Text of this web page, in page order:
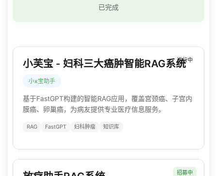
已完成
进行中
小芙宝 - 妇科三大癌肿智能RAG系统
小x宝助手
基于FastGPT构建的智能RAG应用，覆盖宫颈癌、子宫内
膜癌、卵巢癌，为病友提供专业医疗信息服务。
RAG FastGPT 妇科肿瘤 知识库
招募中